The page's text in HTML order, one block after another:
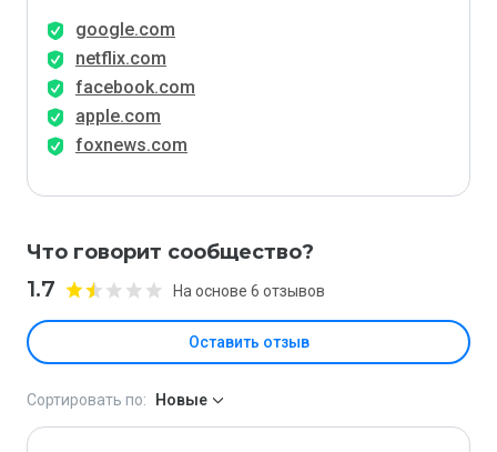
google.com
netflix.com
facebook.com
apple.com
foxnews.com
Что говорит сообщество?
1.7 На основе 6 отзывов
Оставить отзыв
Сортировать по: Новые